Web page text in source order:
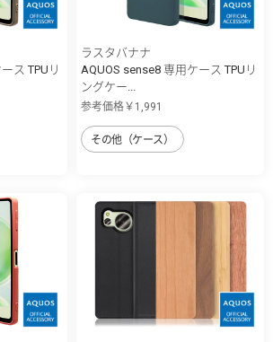
ス TPUリ
ラスタバナナ
AQUOS sense8 専用ケース TPUリ
ングケー...
参考価格￥1,991
その他（ケース）